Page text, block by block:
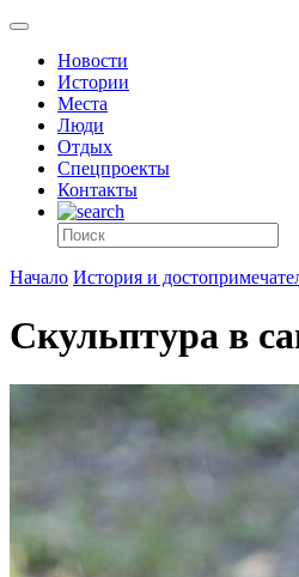
Новости
Истории
Места
Люди
Отдых
Спецпроекты
Контакты
Начало История и
Скульптура в